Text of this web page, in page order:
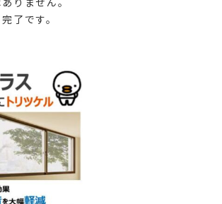
です。